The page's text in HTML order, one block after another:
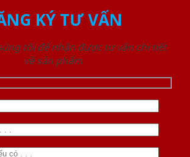
KÝ TƯ VẤN
tôi để nhận được tư vấn chi tiết
về sản phẩm